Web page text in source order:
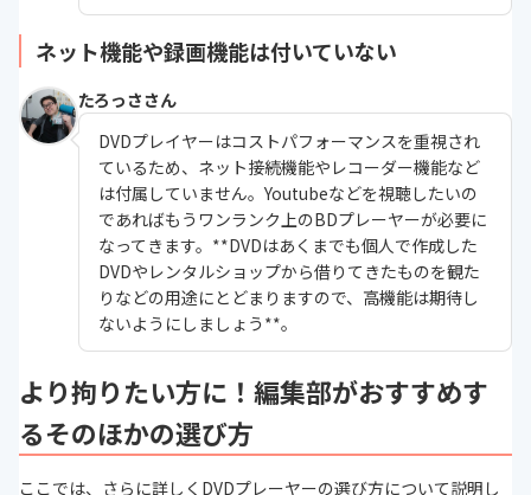
ネット機能や録画機能は付いていない
たろっささん
DVDプレイヤーはコストパフォーマンスを重視され
ているため、ネット接続機能やレコーダー機能など
は付属していません。Youtubeなどを視聴したいの
であればもうワンランク上のBDプレーヤーが必要に
なってきます。**DVDはあくまでも個人で作成した
DVDやレンタルショップから借りてきたものを観た
りなどの用途にとどまりますので、高機能は期待し
ないようにしましょう**。
より拘りたい方に！編集部がおすすめす
るそのほかの選び方
ここでは、さらに詳しくDVDプレーヤーの選び方について説明し